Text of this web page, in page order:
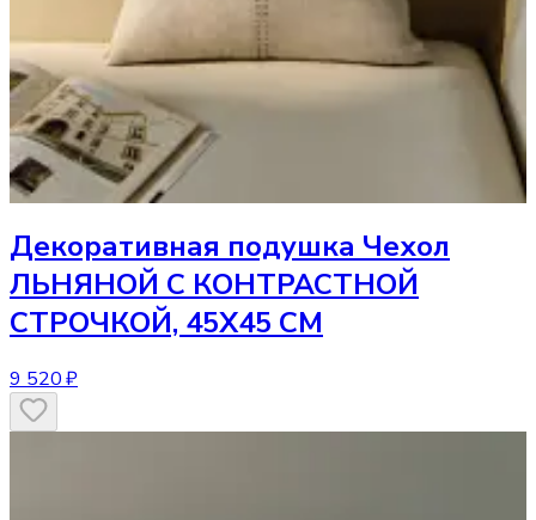
Декоративная подушка Чехол
ЛЬНЯНОЙ С КОНТРАСТНОЙ
СТРОЧКОЙ, 45Х45 СМ
9 520 ₽